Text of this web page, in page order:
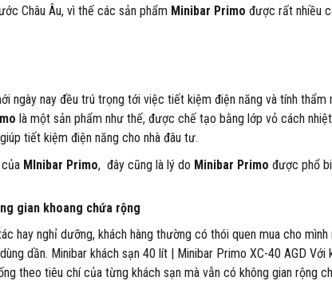
Châu Âu, vì thế các sản phẩm Minibar Primo được rất nhiều
ngày nay đều trú trọng tới việc tiết kiệm điện năng và tính
là một sản phẩm như thế, được chế tạo bằng lớp vỏ cách
tiết kiệm điện năng cho nhà đâu tư.
MInibar Primo, đây cũng là lý do Minibar Primo được phổ
gian khoang chứa rộng
hay nghỉ dưỡng, khách hàng thường có thói quen mua cho
dần. Minibar khách sạn 40 lít | Minibar Primo XC-40 AGD Với
theo tiêu chí của từng khách sạn mà vẫn có không gian rộng